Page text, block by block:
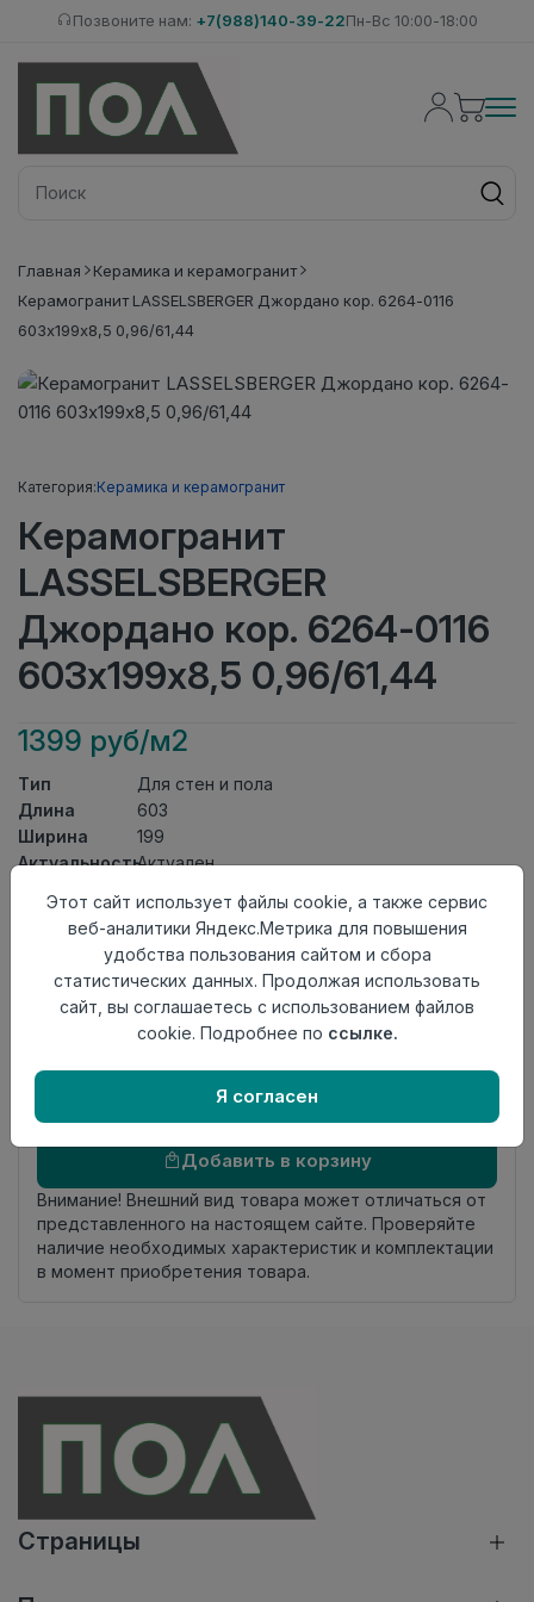
Позвоните нам: +7(988)140-39-22Пн-Вс 10:00-18:00
Главная
Керамика и керамогранит
Керамогранит LASSELSBERGER Джордано кор. 6264-0116
603х199х8,5 0,96/61,44
Категория:Керамика и керамогранит
Керамогранит
LASSELSBERGER
Джордано кор. 6264-0116
603х199х8,5 0,96/61,44
1399 руб/м2
Тип
Для стен и пола
Длина
603
Ширина
199
АктуальностьАктуален
группа
Керамогранит
Толщина
8,5
Поверхность матовая
Страна
происхождения
Россия
комплекта
Осталось178 упак
Добавить в корзину
Внимание! Внешний вид товара может отличаться от
представленного на настоящем сайте. Проверяйте
наличие необходимых характеристик и комплектации
в момент приобретения товара.
Страницы
Этот сайт использует файлы cookie, а также сервис
веб-аналитики Яндекс.Метрика для повышения
удобства пользования сайтом и сбора
статистических данных. Продолжая использовать
сайт, вы соглашаетесь с использованием файлов
cookie. Подробнее по ссылке.
Я согласен